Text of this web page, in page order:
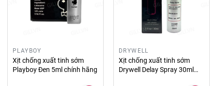
PLAYBOY
Xịt chống xuất tinh sớm
Playboy Đen 5ml chính hãng
DRYWELL
Xịt chống xuất tinh sớm
Drywell Delay Spray 30ml